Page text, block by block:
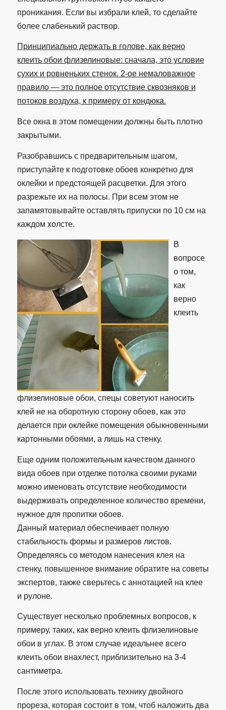
проникания. Если вы избрали клей, то сделайте
более слабенький раствор.
Принципиально держать в голове, как верно
клеить обои флизелиновые: сначала, это условие
сухих и ровненьких стенок. 2-ое немаловажное
правило — это полное отсутствие сквозняков и
потоков воздуха, к примеру от кондюка.
Все окна в этом помещении должны быть плотно
закрытыми.
Разобравшись с предварительным шагом,
приступайте к подготовке обоев конкретно для
оклейки и предстоящей расцветки. Для этого
разрежьте их на полосы. При всем этом не
запамятовывайте оставлять припуски по 10 см на
каждом холсте.
В
вопросе
о том,
как
верно
клеить
флизелиновые обои, спецы советуют наносить
клей не на оборотную сторону обоев, как это
делается при оклейке помещения обыкновенными
картонными обоями, а лишь на стенку.
Еще одним положительным качеством данного
вида обоев при отделке потолка своими руками
можно именовать отсутствие необходимости
выдерживать определенное количество времени,
нужное для пропитки обоев.
Данный материал обеспечивает полную
стабильность формы и размеров листов.
Определяясь со методом нанесения клея на
стенку, повышенное внимание обратите на советы
экспертов, также сверьтесь с аннотацией на клее
и рулоне.
Существует несколько проблемных вопросов, к
примеру, таких, как верно клеить флизелиновые
обои в углах. В этом случае идеальнее всего
клеить обои внахлест, приблизительно на 3-4
сантиметра.
После этого использовать технику двойного
прореза, которая состоит в том, чтоб наложить два